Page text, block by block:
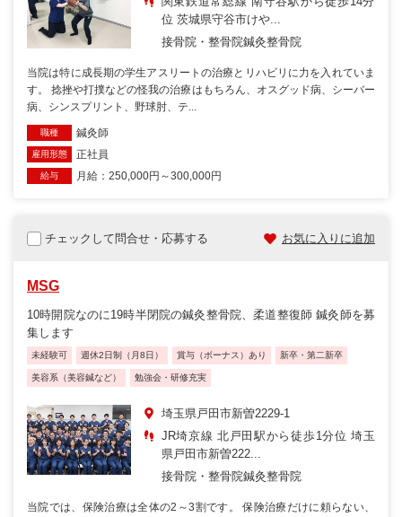
位 茨城県守谷市けや...
接骨院・整骨院鍼灸整骨院
当院は特に成長期の学生アスリートの治療とリハビリに力を入れていま
す。 捻挫や打撲などの怪我の治療はもちろん、オスグッド病、シーバー
病、シンスプリント、野球肘、テ...
職種 鍼灸師
雇用形態 正社員
給与 月給：250,000円～300,000円
チェックして問合せ・応募する お気に入りに追加
MSG
10時開院なのに19時半閉院の鍼灸整骨院、柔道整復師 鍼灸師を募
集します
未経験可 週休2日制（月8日） 賞与（ボーナス）あり 新卒・第二新卒
美容系（美容鍼など） 勉強会・研修充実
埼玉県戸田市新曽2229-1
JR埼京線 北戸田駅から徒歩1分位 埼玉
県戸田市新曽222...
接骨院・整骨院鍼灸整骨院
当院では、保険治療は全体の2～3割です。 保険治療だけに頼らない、